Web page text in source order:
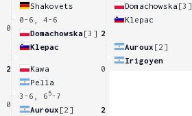
0
2
0
Shakovets
0-6, 4-6
Domachowska[3] 2
Klepac
Kawa
0
Pella
3-6, 6 5-7
Auroux [2]
2
Domachowska [3]
Klepac
Auroux [2]
Irigoyen